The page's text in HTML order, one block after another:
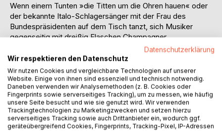
Wenn einem Tunten »die Titten um die Ohren hauen« oder
der bekannte Italo-Schlagersänger mit der Frau des
Bundespräsidenten auf dem Tisch tanzt, sich Musiker
gegenseitig mit dreißig Flaschen Champagner
überschütten; wenn Menschen stundenlang rückwärts
durch die Gegend rollen oder der Sänger »unten ohne« auf
der Bühne steht, ist man entweder reif für die Zwangsjacke
oder man schreibt ein Buch.
Viele delikate Geschichten um mehr oder weniger
prominente Wegbegleiter, aber auch die kleinen, wichtigen
und unwichtigen Begebenheiten, die sich auf der Bühne,
meistens jedoch vom Publikum kaum wahrgenommen,
Datenschutzerklärung
Wir respektieren den Datenschutz
Wir nutzen Cookies und vergleichbare Technologien auf unserer
Website. Einige von ihnen sind essenziell und technisch notwendig.
Daneben verwenden wir Analysemethoden (z. B. Cookies oder
Fingerprints sowie serverseitiges Tracking), um zu messen, wie häufig
unsere Seite besucht und wie sie genutzt wird. Wir verwenden
Trackingtechnologien zu Marketingzwecken und setzen hierzu
serverseitiges Tracking sowie auch Drittanbieter ein, wodurch ggf.
geräteübergreifend Cookies, Fingerprints, Tracking-Pixel, IP-Adressen